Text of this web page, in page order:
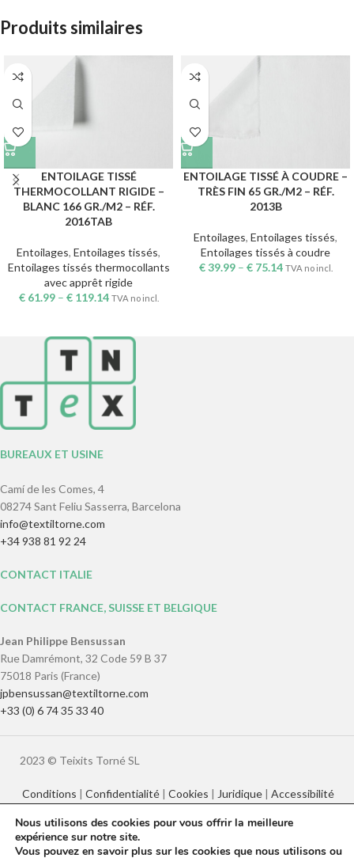
Produits similaires
ENTOILAGE TISSÉ
THERMOCOLLANT RIGIDE –
BLANC 166 GR./M2 – RÉF.
2016TAB
Entoilages, Entoilages tissés,
Entoilages tissés thermocollants
avec apprêt rigide
€61.99– €119.14 TVA no incl.
ENTOILAGE TISSÉ À COUDRE –
TRÈS FIN 65 GR./M2 – RÉF.
2013B
Entoilages, Entoilages tissés,
Entoilages tissés à coudre
€39.99– €75.14 TVA no incl.
BUREAUX ET USINE
Camí de les Comes, 4
08274 Sant Feliu Sasserra, Barcelona
info@textiltorne.com
+34 938 81 92 24
CONTACT ITALIE
CONTACT FRANCE, SUISSE ET BELGIQUE
Jean Philippe Bensussan
Rue Damrémont, 32 Code 59 B 37
75018 Paris (France)
jpbensussan@textiltorne.com
+33 (0) 6 74 35 33 40
2023 © Teixits Torné SL
Conditions | Confidentialité| Cookies | Juridique| Accessibilité
Nous utilisons des cookies pour vous offrir la meilleure
expérience sur notre site.
Vous pouvez en savoir plus sur les cookies que nous utilisons ou
Català English